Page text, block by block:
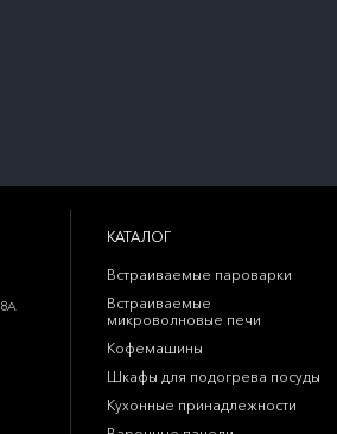
КАТАЛОГ
Встраиваемые пароварки
Встраиваемые
микроволновые печи
Кофемашины
Шкафы для подогрева посуды
Кухонные принадлежности